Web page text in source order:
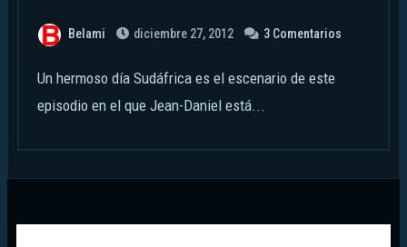
Belami diciembre 27, 2012 3 Comentarios
Un hermoso día Sudáfrica es el escenario de este
episodio en el que Jean-Daniel está...